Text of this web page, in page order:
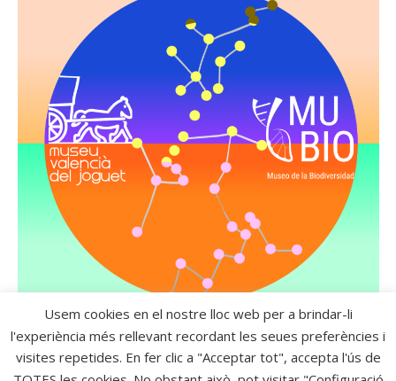
Usem cookies en el nostre lloc web per a brindar-li
l'experiència més rellevant recordant les seues preferències i
visites repetides. En fer clic a "Acceptar tot", accepta l'ús de